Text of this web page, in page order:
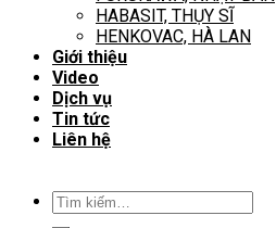
HABASIT, THỤY SĨ
HENKOVAC, HÀ LAN
Giới thiệu
Video
Dịch vụ
Tin tức
Liên hệ
Tìm
kiếm: